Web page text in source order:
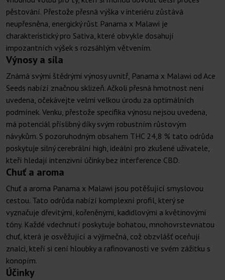
pěstování. Přestože přesná výška v interiéru zůstává
neupřesněna, energický růst Panama x Malawi je
charakteristický pro Sativa, které obvykle dosahují
impozantních výšek s rozsáhlým větvením.
Výnosy a síla
Známá svými štědrými výnosy uvnitř, Panama x Malawi od Ace
Seeds nabízí značnou sklizeň. Ačkoli přesná hmotnost není
uvedena, očekávejte velmi velkou úrodu za optimálních
podmínek. Venku, přestože specifika výnosu nejsou uvedena,
má potenciál příslibný díky svým robustním růstovým
návykům. S pozoruhodným obsahem THC 24,8 % tato odrůda
poskytuje silný cerebrální high, ideální pro zkušené uživatele,
kteří hledají intenzivní účinky bez interference CBD.
Chuť a aroma
Chuť a aroma Panama x Malawi jsou potěšující smyslovou
cestou. Tato odrůda nabízí komplexní profil, který se
vyznačuje dřevitými, kořeněnými, kadidlovými a květinovými
tóny. Každé vdechnutí poskytuje bohatou, mnohovrstevnatou
chuť, která je osvěžující a výjimečná, což obzvlášť oceňují
znalci, kteří si cení hloubky a rafinovanosti ve svém zážitku s
konopím.
Účinky